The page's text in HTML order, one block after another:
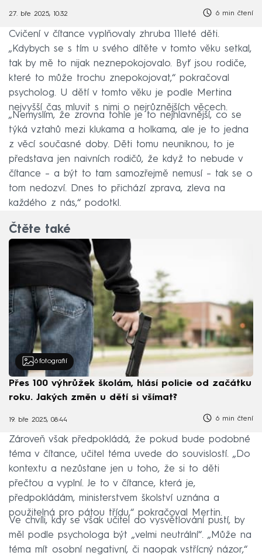
27. bře 2025, 10:32 6 min čtení
Cvičení v čítance vyplňovaly zhruba 11leté děti.
„Kdybych se s tím u svého dítěte v tomto věku setkal,
tak by mě to nijak neznepokojovalo. Byť jsou rodiče,
které to může trochu znepokojovat,“ pokračoval
psycholog. U dětí v tomto věku je podle Mertina
nejvyšší čas mluvit s nimi o nejrůznějších věcech.
„Nemyslím, že zrovna tohle je to nejhlavnější, co se
týká vztahů mezi klukama a holkama, ale je to jedna
z věcí současné doby. Děti tomu neuniknou, to je
představa jen naivních rodičů, že když to nebude v
čítance – a být to tam samozřejmě nemusí – tak se o
tom nedozví. Dnes to přichází zprava, zleva na
každého z nás,“ podotkl.
Čtěte také
6 fotografií
Přes 100 výhrůžek školám, hlásí policie od začátku
roku. Jakých změn u dětí si všímat?
19. bře 2025, 08:44 6 min čtení
Zároveň však předpokládá, že pokud bude podobné
téma v čítance, učitel téma uvede do souvislostí. „Do
kontextu a nezůstane jen u toho, že si to děti
přečtou a vyplní. Je to v čítance, která je,
předpokládám, ministerstvem školství uznána a
použitelná pro pátou třídu,“ pokračoval Mertin.
Ve chvíli, kdy se však učitel do vysvětlování pustí, by
měl podle psychologa být „velmi neutrální“. „Může na
téma mít osobní negativní, či naopak vstřícný názor,“